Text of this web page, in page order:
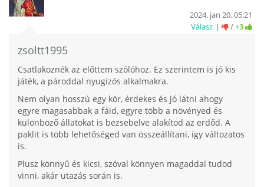
zsoltt1995
2024. jan 20. 05:21
Válasz
/+3
Csatlakoznék az előttem szólóhoz. Ez szerintem is jó kis
játék, a pároddal nyugizós alkalmakra.
Nem olyan hosszú egy kör, érdekes és jó látni ahogy
egyre magasabbak a fáid, egyre több a növényed és
különböző állatokat is bezsebelve alakítod az erdőd. A
paklit is több lehetőséged van összeállítani, így változatos
is.
Plusz könnyű és kicsi, szóval könnyen magaddal tudod
vinni, akár utazás során is.